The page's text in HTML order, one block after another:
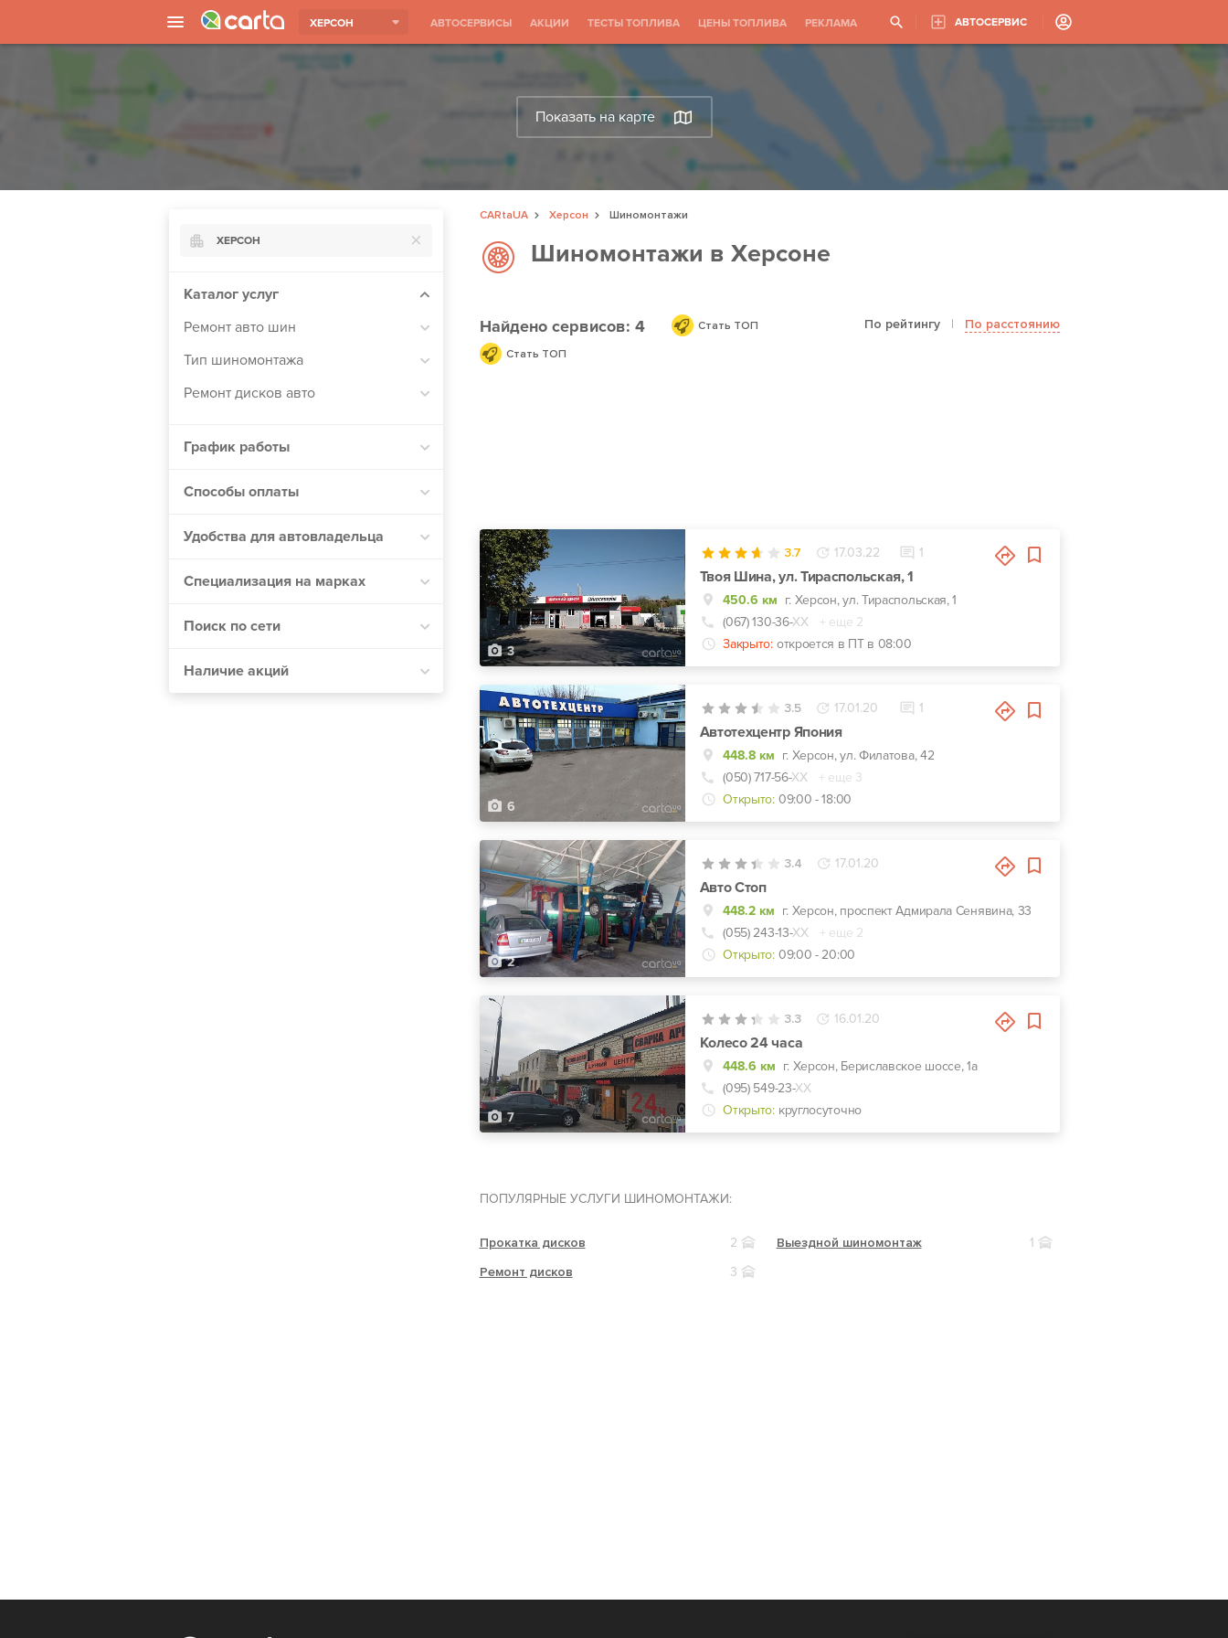
ХЕРСОН АВТОСЕРВИСЫ АКЦИИ ТЕСТЫ ТОПЛИВА ЦЕНЫ ТОПЛИВА РЕКЛАМА АВТОСЕРВИС
Показать на карте
CARtaUA Херсон
Шиномонтажи
ХЕРСОН
Запорожье
Ужгород
Днепр
Житомир
Николаев
Мелитополь
Черкассы
Хмельницкий
Полтава
Каталог услуг
Ремонт авто шин
Тип шиномонтажа
Ремонт дисков авто
График работы
Способы оплаты
Удобства для автовладельца
Специализация на марках
Поиск по сети
Наличие акций
Шиномонтажи в Херсоне
Найденосервисов: 4 Стать ТОП По рейтингу | По расстоянию
Стать ТОП
3
3.7 17.03.22 1
Твоя Шина, ул. Тираспольская, 1
450.6 км г. Херсон, ул. Тираспольская, 1
(067) 130-36-ХХ
+ еще 2
Закрыто: откроется в ПТ в 08:00
6
3.5 17.01.20 1
Автотехцентр Япония
448.8 км г. Херсон, ул. Филатова, 42
(050) 717-56-ХХ
+ еще 3
Открыто: 09:00 - 18:00
2
3.4 17.01.20
Авто Стоп
448.2 км г. Херсон, проспект Адмирала Сенявина, 33
(055) 243-13-ХХ
+ еще 2
Открыто: 09:00 - 20:00
7
3.3 16.01.20
Колесо 24 часа
448.6 км г. Херсон, Бериславское шоссе, 1а
(095) 549-23-ХХ
Открыто: круглосуточно
ПОПУЛЯРНЫЕ УСЛУГИ ШИНОМОНТАЖИ:
Прокатка дисков 2 Выездной шиномонтаж
1
Ремонт дисков
3